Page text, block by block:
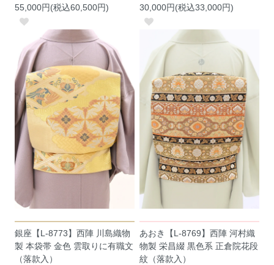
55,000円(税込60,500円)
30,000円(税込33,000円)
銀座【L-8773】西陣 川島織物
製 本袋帯 金色 雲取りに有職文
（落款入）
あおき【L-8769】西陣 河村織
物製 栄昌綴 黒色系 正倉院花段
紋（落款入）